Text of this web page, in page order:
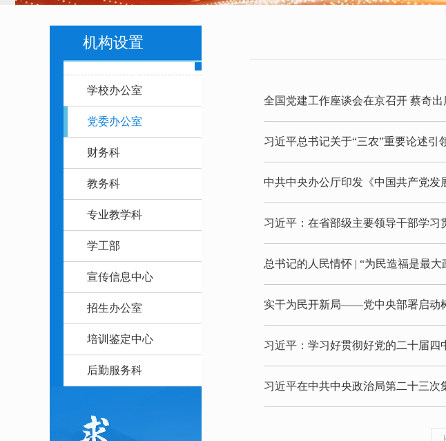
机构设置
学校办公室
党委办公室
财务科
教务科
专业教学科
学工部
宣传信息中心
招生办公室
培训鉴定中心
后勤服务科
全国党建工作座谈会在京召开 蔡奇
习近平总书记关于“三农”重要论述引
中共中央办公厅印发《中国共产党发
习近平：在省部级主要领导干部学
总书记的人民情怀 | “为民造福是最大
实干为民开新局——党中央部署启动
习近平：学习好贯彻好党的二十届四
习近平在中共中央政治局第二十三